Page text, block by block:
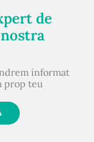
de
informat
prop teu